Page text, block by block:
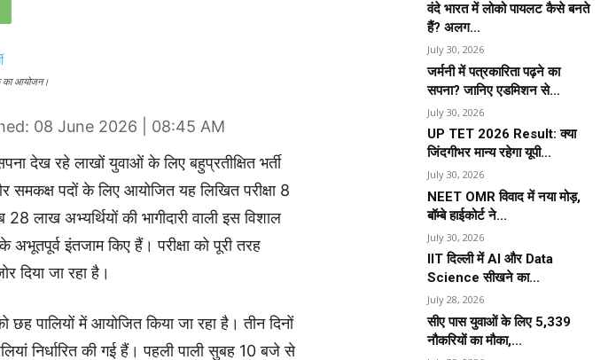
का आयोजन।
08 June 2026 | 08:45 AM
देख रहे लाखों युवाओं के लिए बहुप्रतीक्षित भर्ती
समकक्ष पदों के लिए आयोजित यह लिखित परीक्षा 8
अभ्यर्थियों की भागीदारी वाली इस विशाल
इंतजाम किए हैं। परीक्षा को पूरी तरह
दिया जा रहा है।
छह पालियों में आयोजित किया जा रहा है। तीन दिनों
निर्धारित की गई हैं। पहली पाली सुबह 10 बजे से
वंदे भारत में लोको पायलट कैसे बनते
हैं? अलग...
July 30, 2026
जर्मनी में पत्रकारिता पढ़ने का
सपना? जानिए एडमिशन से...
July 30, 2026
UP TET 2026 Result: क्या
जिंदगीभर मान्य रहेगा यूपी...
July 30, 2026
NEET OMR विवाद में नया मोड़,
बॉम्बे हाईकोर्ट ने...
July 30, 2026
IIT दिल्ली में AI और Data
Science सीखने का...
July 28, 2026
सीए पास युवाओं के लिए 5,339
नौकरियों का मौका,...